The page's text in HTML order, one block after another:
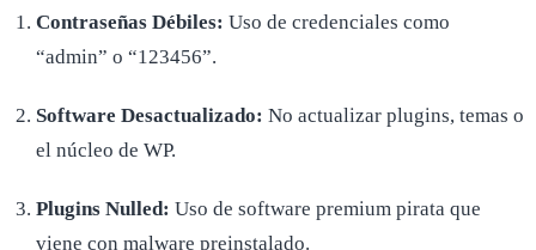
Contraseñas Débiles: Uso de credenciales como
“admin” o “123456”.
Software Desactualizado: No actualizar plugins, temas o
el núcleo de WP.
Plugins Nulled: Uso de software premium pirata que
viene con malware preinstalado.